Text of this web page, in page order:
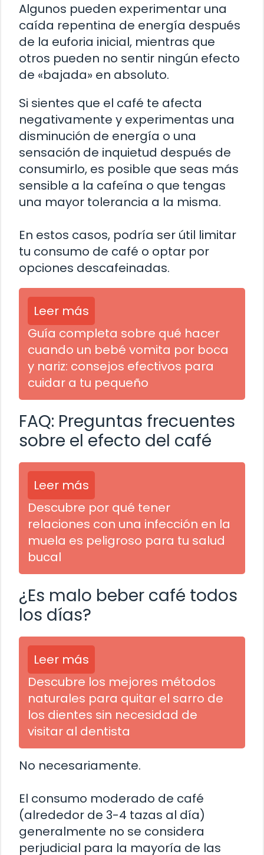
Algunos pueden experimentar una
caída repentina de energía después
de la euforia inicial, mientras que
otros pueden no sentir ningún efecto
de «bajada» en absoluto.
Si sientes que el café te afecta
negativamente y experimentas una
disminución de energía o una
sensación de inquietud después de
consumirlo, es posible que seas más
sensible a la cafeína o que tengas
una mayor tolerancia a la misma.
En estos casos, podría ser útil limitar
tu consumo de café o optar por
opciones descafeinadas.
Leer más
Guía completa sobre qué hacer
cuando un bebé vomita por boca
y nariz: consejos efectivos para
cuidar a tu pequeño
FAQ: Preguntas frecuentes
sobre el efecto del café
Leer más
Descubre por qué tener
relaciones con una infección en la
muela es peligroso para tu salud
bucal
¿Es malo beber café todos
los días?
Leer más
Descubre los mejores métodos
naturales para quitar el sarro de
los dientes sin necesidad de
visitar al dentista
No necesariamente.
El consumo moderado de café
(alrededor de 3-4 tazas al día)
generalmente no se considera
perjudicial para la mayoría de las